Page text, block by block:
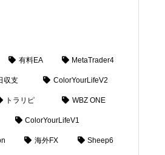
有料EA MetaTrader4
収支 ColorYourLifeV2
トラリピ WBZ ONE
ColorYourLifeV1
海外FX Sheep6